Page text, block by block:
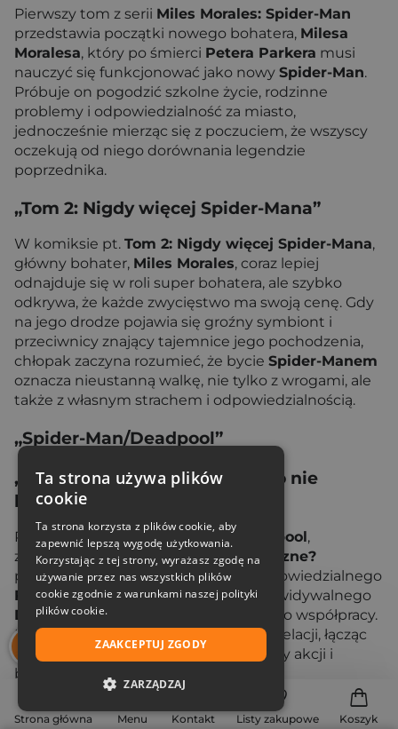
Strona główna Menu Kontakt Listy zakupowe Koszyk
Pierwszy tom z serii Miles Morales: Spider-Man
przedstawia początki nowego bohatera, Milesa
Moralesa, który po śmierci Petera Parkera musi
nauczyć się funkcjonować jako nowy Spider-Man.
Próbuje on pogodzić szkolne życie, rodzinne
problemy i odpowiedzialność za miasto,
jednocześnie mierząc się z poczuciem, że wszyscy
oczekują od niego dorównania legendzie
poprzednika.
„Tom 2: Nigdy więcej Spider-Mana”
W komiksie pt. Tom 2: Nigdy więcej Spider-Mana,
główny bohater, Miles Morales, coraz lepiej
odnajduje się w roli super bohatera, ale szybko
odkrywa, że każde zwycięstwo ma swoją cenę. Gdy
na jego drodze pojawia się groźny symbiont i
przeciwnicy znający tajemnice jego pochodzenia,
chłopak zaczyna rozumieć, że bycie Spider-Manem
oznacza nieustanną walkę, nie tylko z wrogami, ale
także z własnym strachem i odpowiedzialnością.
„Spider-Man/Deadpool”
„Spider-Man/Deadpool: Czyż to nie
bromantyczne”
Pierwszy tom serii Spider-Man/Deadpool,
zatytułowanyCzyż to nie bromantyczne?
przedstawia niecodzienny duet - odpowiedzialnego
Petera Parkerai kompletnie nieprzewidywalnego
Deadpoola,którzy zostają zmuszeni do współpracy.
Komiks skupia się na tej chaotycznej relacji, łącząc
absurdalny humor, dynamiczne zwroty akcji i
błyskotliwe dialogi.
„Spider-Man/Deadpool: Póki śmierć nas…”
Ta strona używa plików
cookie
Ta strona korzysta z plików cookie, aby
zapewnić lepszą wygodę użytkowania.
Korzystając z tej strony, wyrażasz zgodę na
używanie przez nas wszystkich plików
cookie zgodnie z warunkami naszej polityki
plików cookie.
ZAAKCEPTUJ ZGODY
ZARZĄDZAJ
NIEZBĘDNE